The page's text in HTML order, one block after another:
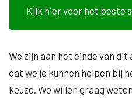
Klik hier voor het beste
We zijn aan het einde van
dat we je kunnen helpen bij
keuze. We willen graag